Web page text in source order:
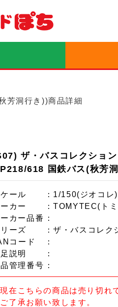
芳洞行き))商品詳細
ザ・バスコレクショ
618 国鉄バス(秋芳
ール
：1/150(ジオコレ)
ーカー
：TOMYTEC(ト
ーカー品番
：
ーズ
：ザ・バスコレク
コード
：
説明
：
管理番号 ：
現在こちらの商品は売り切れ
ご了承お願い致します。